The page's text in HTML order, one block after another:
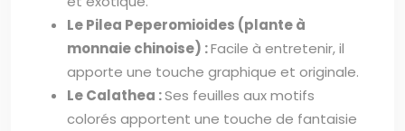
Le Pilea Peperomioides (plante à
monnaie chinoise) :Facile à entretenir, il
apporte une touche graphique et originale.
Le Calathea :Ses feuilles aux motifs
colorés apportent une touche de fantaisie